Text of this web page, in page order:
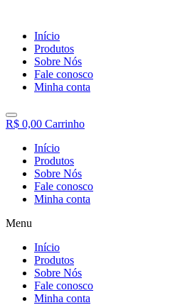
Início
Produtos
Sobre Nós
Fale conosco
Minha conta
R$ 0,00 Carrinho
Início
Produtos
Sobre Nós
Fale conosco
Minha conta
Menu
Início
Produtos
Sobre Nós
Fale conosco
Minha conta